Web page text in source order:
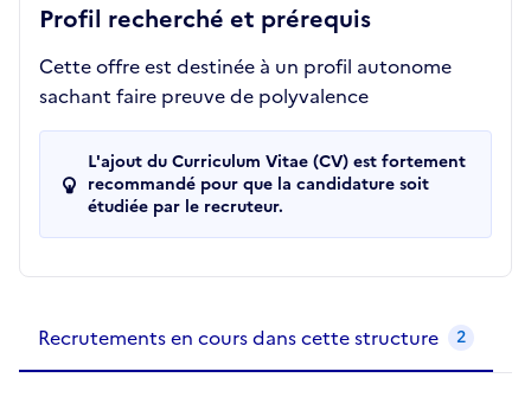
Profil recherché et prérequis
Cette offre est destinée à un profil autonome
sachant faire preuve de polyvalence
L'ajout du Curriculum Vitae (CV) est fortement
recommandé pour que la candidature soit
étudiée par le recruteur.
Recrutements en cours dans cette structure 2